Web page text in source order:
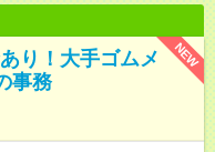
NEW
り！大手ゴムメ
事務